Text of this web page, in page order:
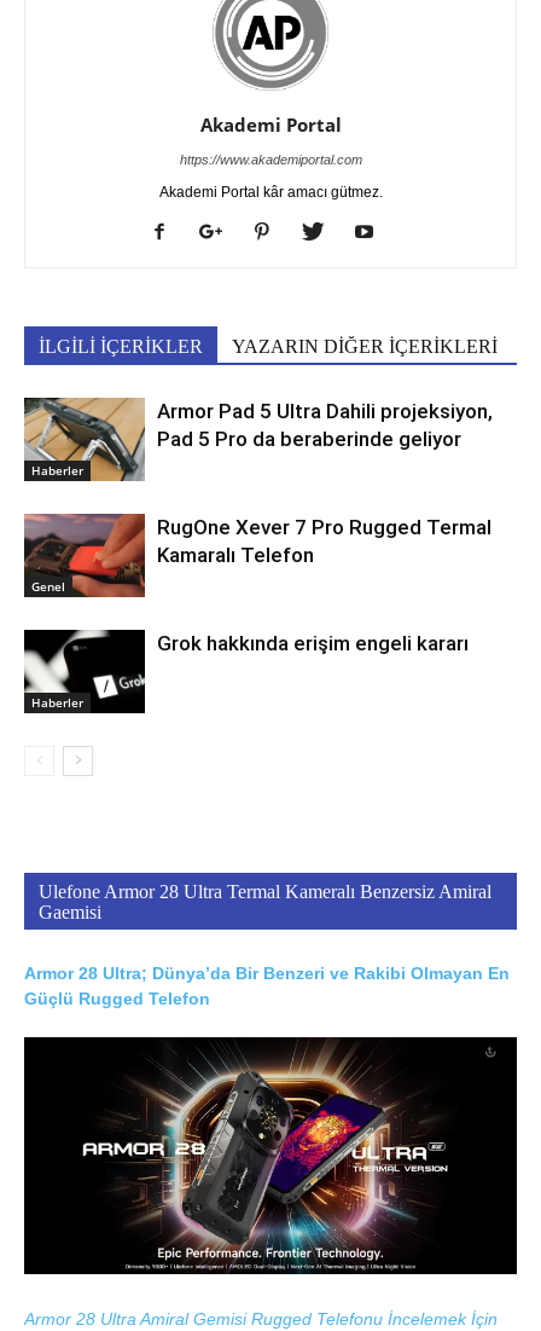
Akademi Portal
https://www.akademiportal.com
Akademi Portal kâr amacı gütmez.
İLGİLİ İÇERİKLER YAZARIN DİĞER İÇERİKLERİ
Haberler
Armor Pad 5 Ultra Dahili projeksiyon,
Pad 5 Pro da beraberinde geliyor
Genel
RugOne Xever 7 Pro Rugged Termal
Kamaralı Telefon
Haberler
Grok hakkında erişim engeli kararı
Ulefone Armor 28 Ultra Termal Kameralı Benzersiz Amiral
Gaemisi
Armor 28 Ultra; Dünya’da Bir Benzeri ve Rakibi Olmayan En
Güçlü Rugged Telefon
Armor 28 Ultra Amiral Gemisi Rugged Telefonu İncelemek İçin